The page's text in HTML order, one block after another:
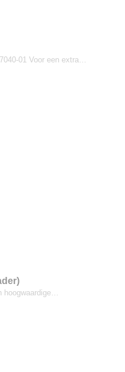
01 Voor een extra…
hoogwaardige…